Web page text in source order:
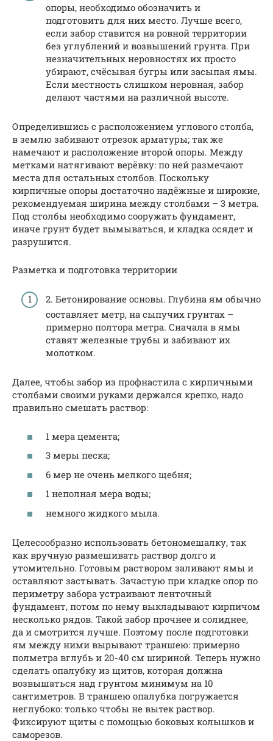
опоры, необходимо обозначить и
подготовить для них место. Лучше всего,
если забор ставится на ровной территории
без углублений и возвышений грунта. При
незначительных неровностях их просто
убирают, счёсывая бугры или засыпая ямы.
Если местность слишком неровная, забор
делают частями на различной высоте.
Определившись с расположением углового столба,
в землю забивают отрезок арматуры; так же
намечают и расположение второй опоры. Между
метками натягивают верёвку: по ней размечают
места для остальных столбов. Поскольку
кирпичные опоры достаточно надёжные и широкие,
рекомендуемая ширина между столбами – 3 метра.
Под столбы необходимо сооружать фундамент,
иначе грунт будет вымываться, и кладка осядет и
разрушится.
Разметка и подготовка территории
2. Бетонирование основы. Глубина ям обычно
составляет метр, на сыпучих грунтах –
примерно полтора метра. Сначала в ямы
ставят железные трубы и забивают их
молотком.
Далее, чтобы забор из профнастила с кирпичными
столбами своими руками держался крепко, надо
правильно смешать раствор:
1 мера цемента;
3 меры песка;
6 мер не очень мелкого щебня;
1 неполная мера воды;
немного жидкого мыла.
Целесообразно использовать бетономешалку, так
как вручную размешивать раствор долго и
утомительно. Готовым раствором заливают ямы и
оставляют застывать. Зачастую при кладке опор по
периметру забора устраивают ленточный
фундамент, потом по нему выкладывают кирпичом
несколько рядов. Такой забор прочнее и солиднее,
да и смотрится лучше. Поэтому после подготовки
ям между ними вырывают траншею: примерно
полметра вглубь и 20-40 см шириной. Теперь нужно
сделать опалубку из щитов, которая должна
возвышаться над грунтом минимум на 10
сантиметров. В траншею опалубка погружается
неглубоко: только чтобы не вытек раствор.
Фиксируют щиты с помощью боковых колышков и
саморезов.